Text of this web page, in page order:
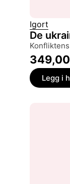
Igort
De
349,00
Legg i